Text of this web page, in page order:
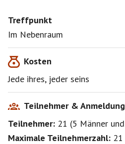
Treffpunkt
Im Nebenraum
Kosten
Jede ihres, jeder seins
Teilnehmer & Anmeldung
Teilnehmer: 21 (5 Männer und
Maximale Teilnehmerzahl: 21